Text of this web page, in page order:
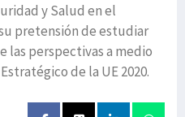
y Salud en el
pretensión de estudiar
las perspectivas a medio
de la UE 2020.